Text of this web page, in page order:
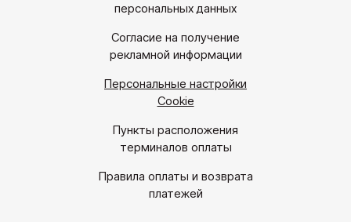
персональных данных
Согласие на получение
рекламной информации
Персональные настройки
Cookie
Пункты расположения
терминалов оплаты
Правила оплаты и возврата
платежей